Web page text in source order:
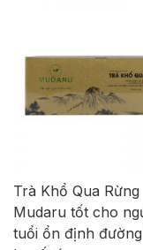
Trà Khổ Qua Rừng
Mudaru tốt cho
tuổi ổn định